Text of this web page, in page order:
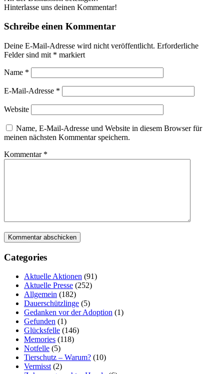
Hinterlasse uns deinen Kommentar!
Schreibe einen Kommentar
Deine E-Mail-Adresse wird nicht veröffentlicht. Erforderliche
Felder sind mit * markiert
Name *
E-Mail-Adresse *
Website
Name, E-Mail-Adresse und Website in diesem Browser für
meinen nächsten Kommentar speichern.
Kommentar *
Categories
Aktuelle Aktionen (91)
Aktuelle Presse (252)
Allgemein (182)
Dauerschützlinge (5)
Gedanken vor der Adoption (1)
Gefunden (1)
Glücksfelle (146)
Memories (118)
Notfelle (5)
Tierschutz – Warum? (10)
Vermisst(2)